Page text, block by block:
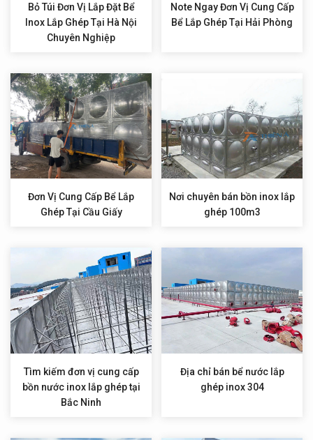
Bỏ Túi Đơn Vị Lắp Đặt Bể
Inox Lắp Ghép Tại Hà Nội
Chuyên Nghiệp
Note Ngay Đơn Vị Cung Cấp
Bể Lắp Ghép Tại Hải Phòng
Đơn Vị Cung Cấp Bể Lắp
Ghép Tại Cầu Giấy
Nơi chuyên bán bồn inox lắp
ghép 100m3
Tìm kiếm đơn vị cung cấp
bồn nước inox lắp ghép tại
Bắc Ninh
Địa chỉ bán bể nước lắp
ghép inox 304